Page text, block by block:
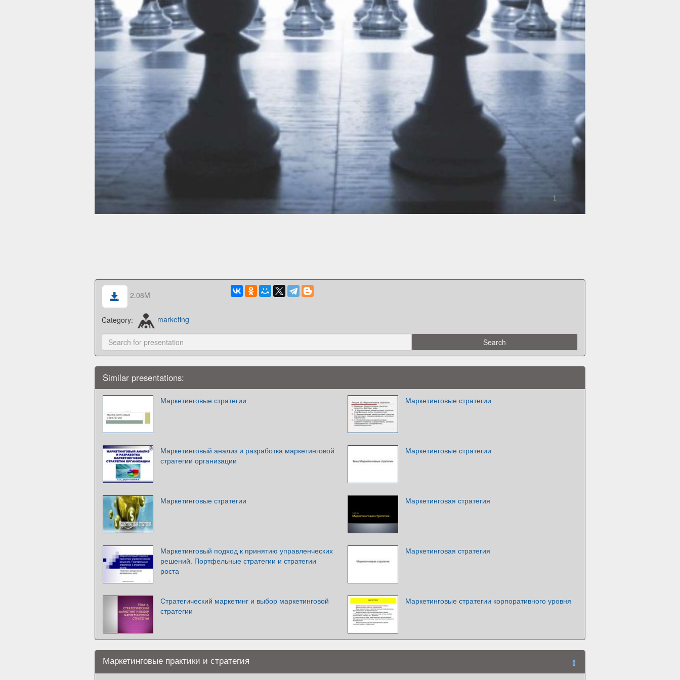
2.08M
Category: marketing
Similar presentations:
Маркетинговые стратегии Маркетинговые стратегии
Маркетинговый анализ и разработка маркетинговой
стратегии организации
Маркетинговые стратегии
Маркетинговые стратегии Маркетинговая стратегия
Маркетинговый подход к принятию управленческих
решений. Портфельные стратегии и стратегии
роста
Маркетинговая стратегия
Стратегический маркетинг и выбор маркетинговой
стратегии
Маркетинговые стратегии корпоративного уровня
Маркетинговые практики и стратегия